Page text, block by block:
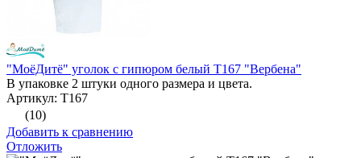
"МоёДитё" уголок с гипюром белый Т167 "Вербена"
В упаковке 2 штуки одного размера и цвета.
Артикул: Т167
(10)
Добавить к сравнению
Отложить